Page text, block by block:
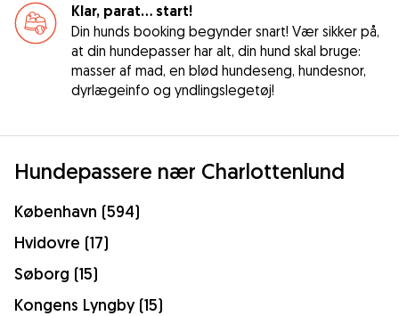
Klar, parat... start!
Din hunds booking begynder snart! Vær sikker på,
at din hundepasser har alt, din hund skal bruge:
masser af mad, en blød hundeseng, hundesnor,
dyrlægeinfo og yndlingslegetøj!
Hundepassere nær Charlottenlund
København (594)
Hvidovre (17)
Søborg (15)
Kongens Lyngby (15)